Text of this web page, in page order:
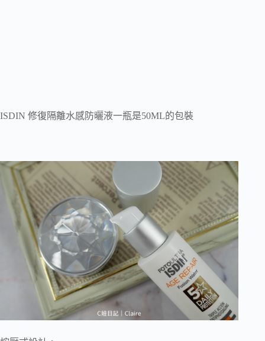
ISDIN 修復隔離水感防曬液一瓶是50ML的包裝